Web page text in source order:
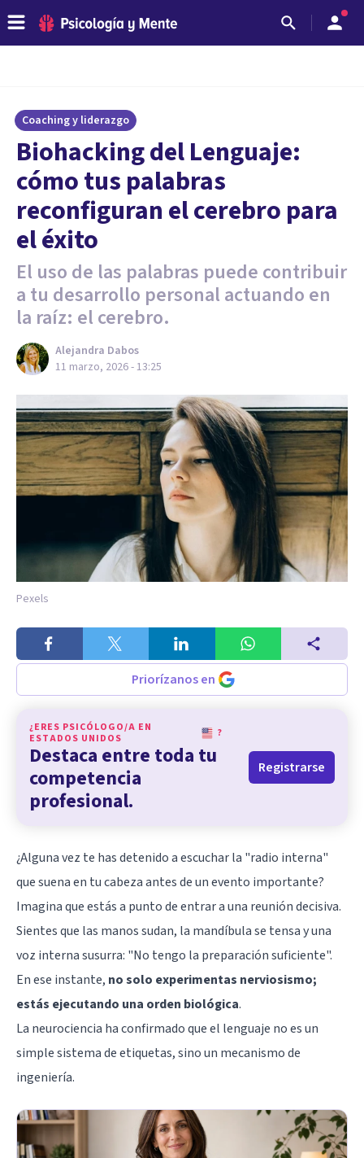
Coaching y liderazgo
Biohacking del Lenguaje:
cómo tus palabras
reconfiguran el cerebro para
el éxito
El uso de las palabras puede contribuir
a tu desarrollo personal actuando en
la raíz: el cerebro.
Alejandra Dabos
11 marzo, 2026 - 13:25
Pexels
Priorízanos en
¿ERES PSICÓLOGO/A EN
ESTADOS UNIDOS
?
Destaca entre toda tu
competencia
profesional.
Registrarse
¿Alguna vez te has detenido a escuchar la "radio interna"
que suena en tu cabeza antes de un evento importante?
Imagina que estás a punto de entrar a una reunión decisiva.
Sientes que las manos sudan, la mandíbula se tensa y una
voz interna susurra: "No tengo la preparación suficiente".
En ese instante, no solo experimentas nerviosismo;
estás ejecutando una orden biológica.
La neurociencia ha confirmado que el lenguaje no es un
simple sistema de etiquetas, sino un mecanismo de
ingeniería.